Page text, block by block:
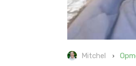
Mitchel